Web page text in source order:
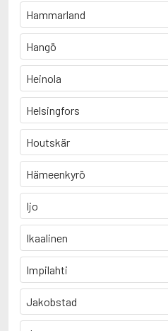
Hammarland
Hangö
Heinola
Helsingfors
Houtskär
Hämeenkyrö
Ijo
Ikaalinen
Impilahti
Jakobstad